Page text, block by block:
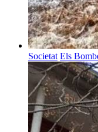
Societat Els